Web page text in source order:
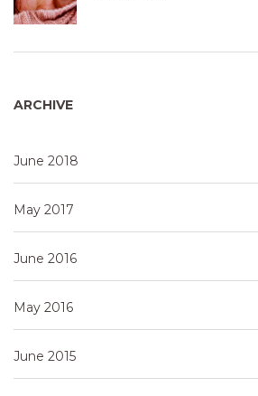
ARCHIVE
June 2018
May 2017
June 2016
May 2016
June 2015